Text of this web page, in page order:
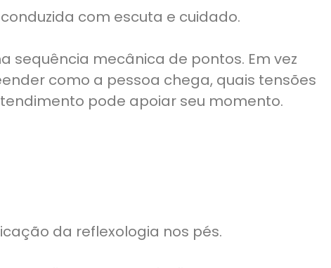
com escuta e cuidado.
sequência mecânica de pontos. Em vez
como a pessoa chega, quais tensões
pode apoiar seu momento.
da reflexologia nos pés.